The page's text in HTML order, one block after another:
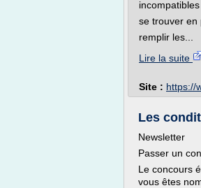
se trouver en
remplir les...
Lire la suite
Site : https://
Les
Newsletter
Passer un
Le concours
vous êtes